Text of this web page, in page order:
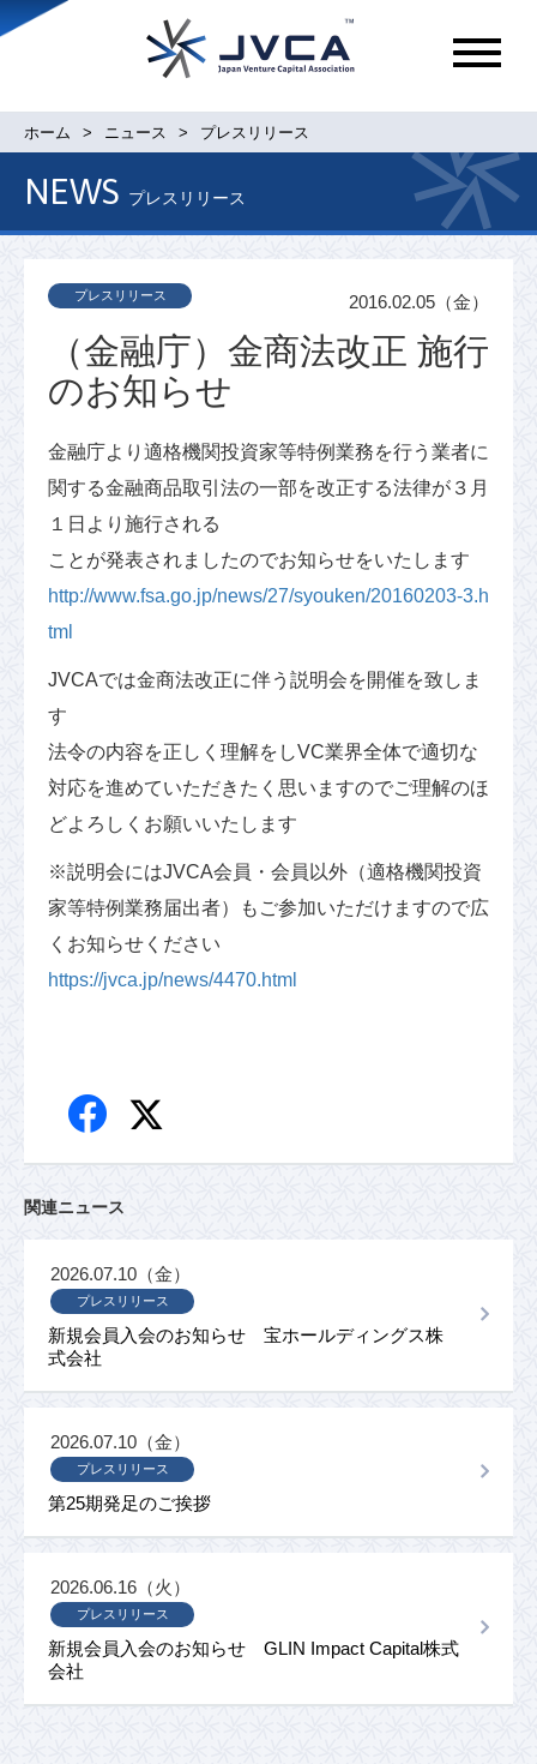
メ
ュ
ホーム ニュース プレスリリース
NEWS プレスリリース
（金融庁）金商法改正 施行
のお知らせ
プレスリリース 2016.02.05（金）
金融庁より適格機関投資家等特例業務を行う業者に
関する金融商品取引法の一部を改正する法律が３月
１日より施行される
ことが発表されましたのでお知らせをいたします
http://www.fsa.go.jp/news/27/syouken/20160203-3.h
tml
JVCAでは金商法改正に伴う説明会を開催を致しま
す
法令の内容を正しく理解をしVC業界全体で適切な
対応を進めていただきたく思いますのでご理解のほ
どよろしくお願いいたします
※説明会にはJVCA会員・会員以外（適格機関投資
家等特例業務届出者）もご参加いただけますので広
くお知らせください
https://jvca.jp/news/4470.html
関連ニュース
新規会員入会のお知らせ 宝ホールディングス株
式会社
プレスリリース
2026.07.10（金）
第25期発足のご挨拶
プレスリリース
2026.07.10（金）
新規会員入会のお知らせ GLIN Impact Capital株式
会社
プレスリリース
2026.06.16（火）